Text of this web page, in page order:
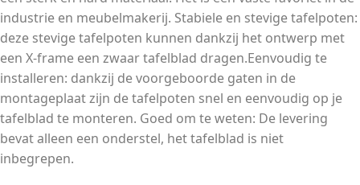
industrie en meubelmakerij. Stabiele en stevige tafelpoten:
deze stevige tafelpoten kunnen dankzij het ontwerp met
een X-frame een zwaar tafelblad dragen.Eenvoudig te
installeren: dankzij de voorgeboorde gaten in de
montageplaat zijn de tafelpoten snel en eenvoudig op je
tafelblad te monteren. Goed om te weten: De levering
bevat alleen een onderstel, het tafelblad is niet
inbegrepen.